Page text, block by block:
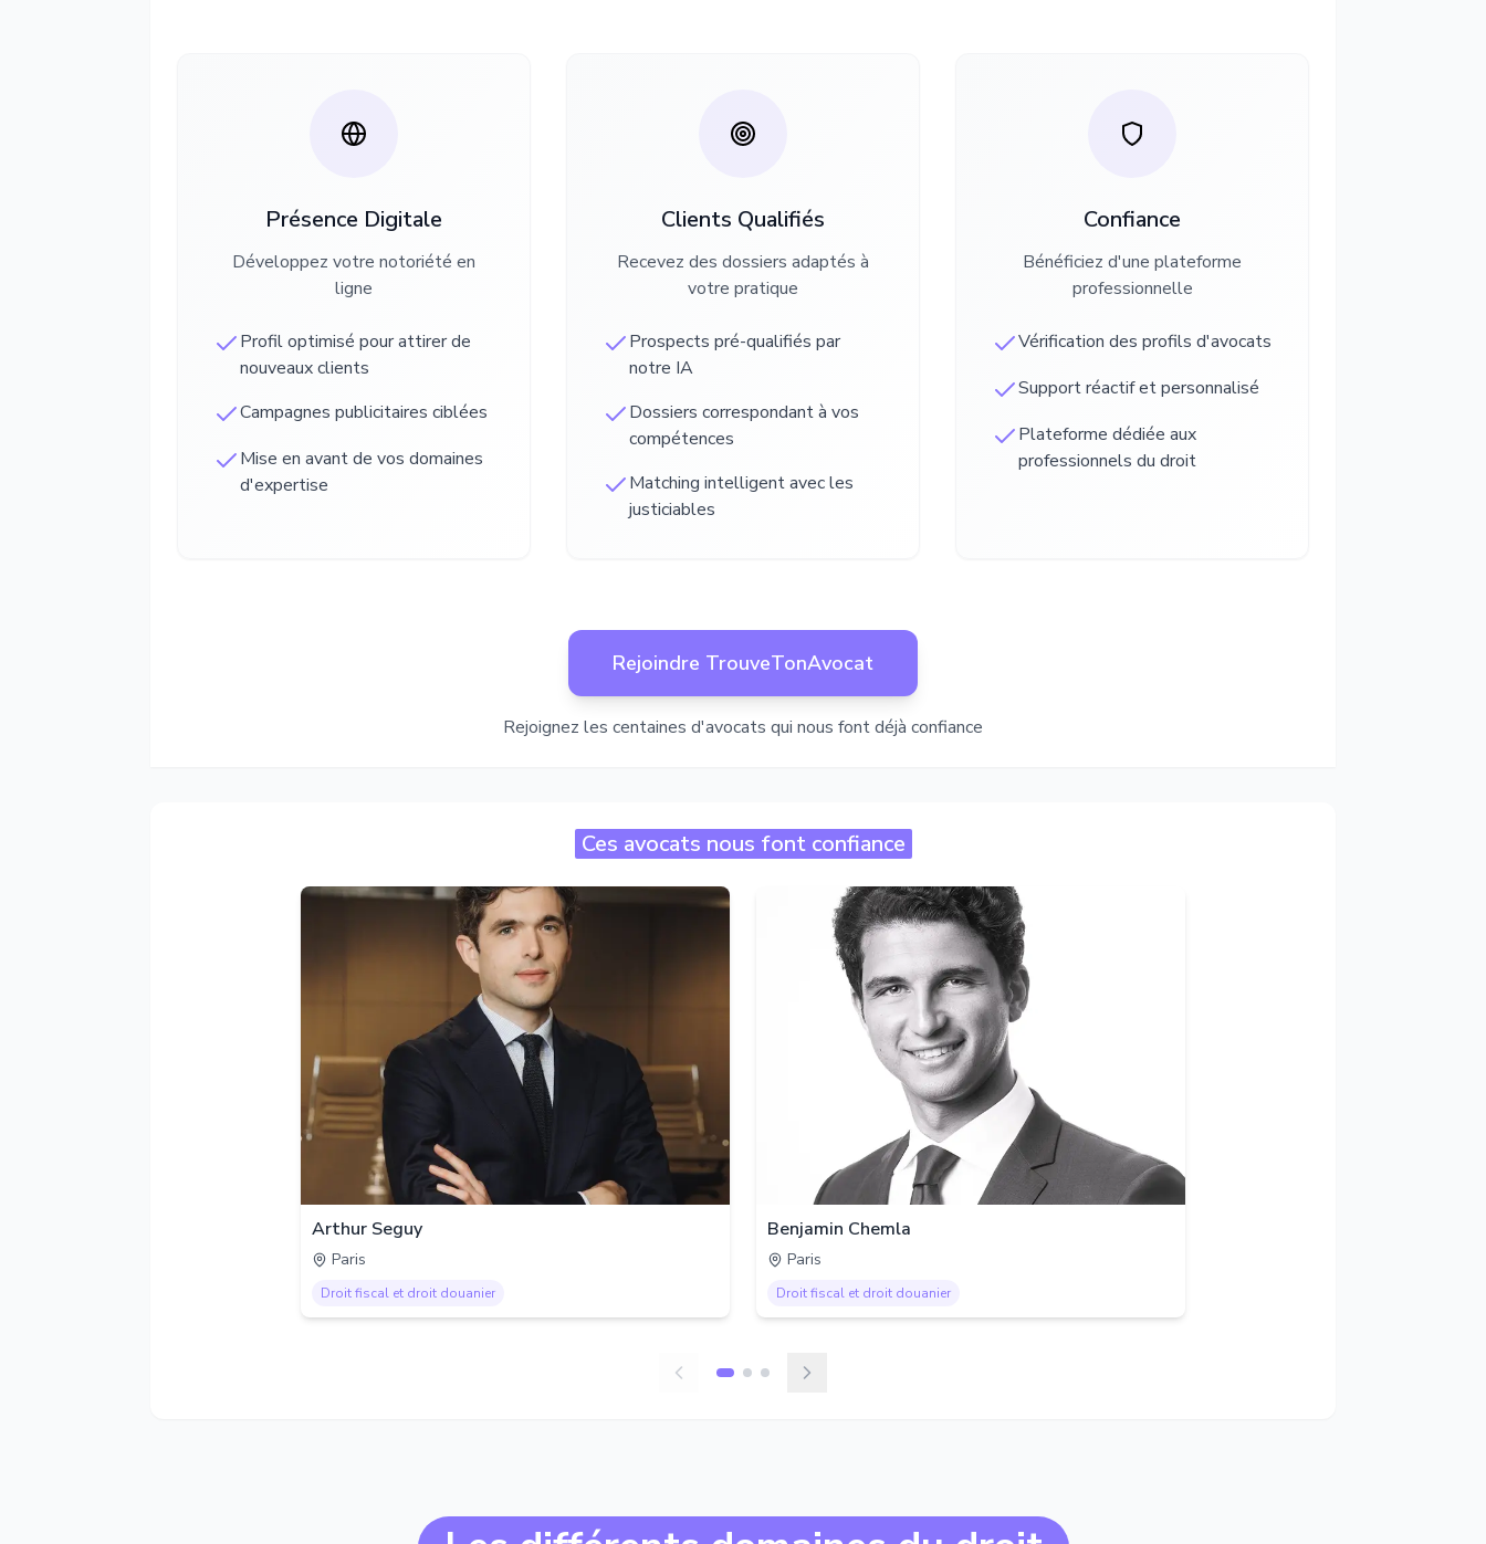
Présence Digitale
Développez votre notoriété en
ligne
Profil optimisé pour attirer de
nouveaux clients
Campagnes publicitaires ciblées
Mise en avant de vos domaines
d'expertise
Clients Qualifiés
Recevez des dossiers adaptés à
votre pratique
Prospects pré-qualifiés par
notre IA
Dossiers correspondant à vos
compétences
Matching intelligent avec les
justiciables
Confiance
Bénéficiez d'une plateforme
professionnelle
Vérification des profils d'avocats
Support réactif et personnalisé
Plateforme dédiée aux
professionnels du droit
Rejoindre TrouveTonAvocat
Rejoignez les centaines d'avocats qui nous font déjà confiance
Ces avocats nous font confiance
Arthur Seguy
Paris
Droit fiscal et droit douanier
Benjamin Chemla
Paris
Droit fiscal et droit douanier